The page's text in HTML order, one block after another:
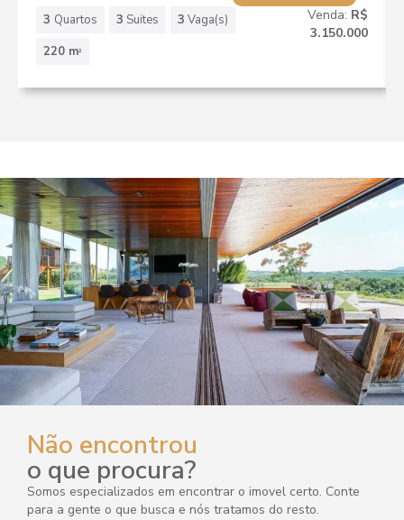
3 Quartos 3 Suites 3 Vaga(s)
220 m2
Venda: R$
3.150.000
Não encontrou
o que procura?
Somos especializados em encontrar o imovel certo. Conte
para a gente o que busca e nós tratamos do resto.